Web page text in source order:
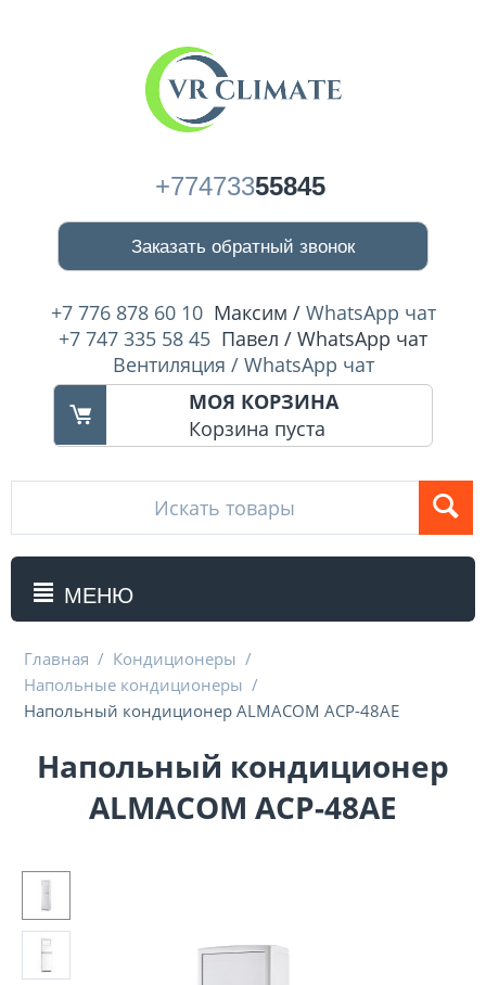
+77473355845
Заказать обратный звонок
+7 776 878 60 10 Максим / WhatsApp чат
+7 747 335 58 45 Павел / WhatsApp чат
Вентиляция / WhatsApp чат
МОЯ КОРЗИНА
Корзина пуста
МЕНЮ
Главная / Кондиционеры /
Напольные кондиционеры /
Напольный кондиционер ALMACOM ACP-48AE
Напольный кондиционер
ALMACOM ACP-48AE